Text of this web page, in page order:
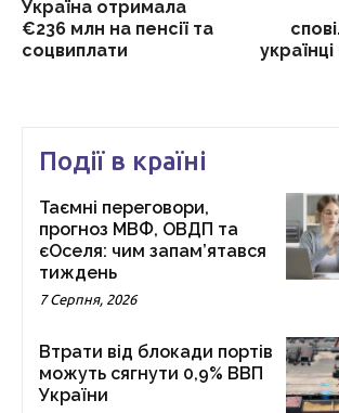
Україна отримала
€236 млн на пенсії та
соцвиплати
Події в країні
Таємні переговори,
прогноз МВФ, ОВДП та
єОселя: чим запам’ятався
тиждень
7 Серпня, 2026
Втрати від блокади портів
можуть сягнути 0,9% ВВП
України